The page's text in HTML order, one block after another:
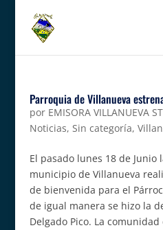
Parroquia de Villanueva
por EMISORA VILLANUEVA
Noticias, Sin categoría,
El pasado lunes 18 de Junio
municipio de Villanueva
de bienvenida para el
de igual manera se hizo la
Delgado Pico. La